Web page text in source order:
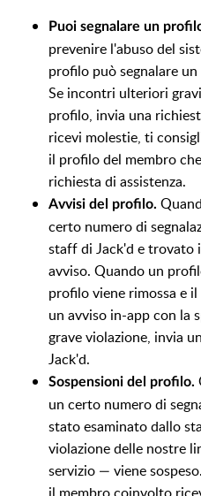
Puoi segnalare un
prevenire l'abuso del
profilo può segnalare
Se incontri ulteriori
profilo, invia una
ricevi molestie, ti
il profilo del membro
richiesta di assistenza.
Avvisi del profilo.
certo numero di
staff di Jack'd e trovato
avviso. Quando un
profilo viene rimossa e
un avviso in-app con la
grave violazione, invia
Jack'd.
Sospensioni del profilo.
un certo numero di
stato esaminato dallo
violazione delle nostre
servizio — viene